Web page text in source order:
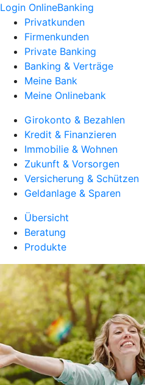
Login OnlineBanking
Privatkunden
Firmenkunden
Private Banking
Banking & Verträge
Meine Bank
Meine Onlinebank
Girokonto & Bezahlen
Kredit & Finanzieren
Immobilie & Wohnen
Zukunft & Vorsorgen
Versicherung & Schützen
Geldanlage & Sparen
Übersicht
Beratung
Produkte